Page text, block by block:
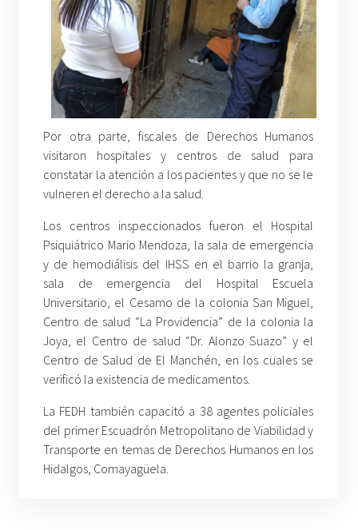
Por otra parte, fiscales de Derechos Humanos
visitaron hospitales y centros de salud para
constatar la atención a los pacientes y que no se le
vulneren el derecho a la salud.
Los centros inspeccionados fueron el Hospital
Psiquiátrico Mario Mendoza, la sala de emergencia
y de hemodiálisis del IHSS en el barrio la granja,
sala de emergencia del Hospital Escuela
Universitario, el Cesamo de la colonia San Miguel,
Centro de salud “La Providencia” de la colonia la
Joya, el Centro de salud “Dr. Alonzo Suazo” y el
Centro de Salud de El Manchén, en los cuales se
verificó la existencia de medicamentos.
La FEDH también capacitó a 38 agentes policiales
del primer Escuadrón Metropolitano de Viabilidad y
Transporte en temas de Derechos Humanos en los
Hidalgos, Comayagüela.